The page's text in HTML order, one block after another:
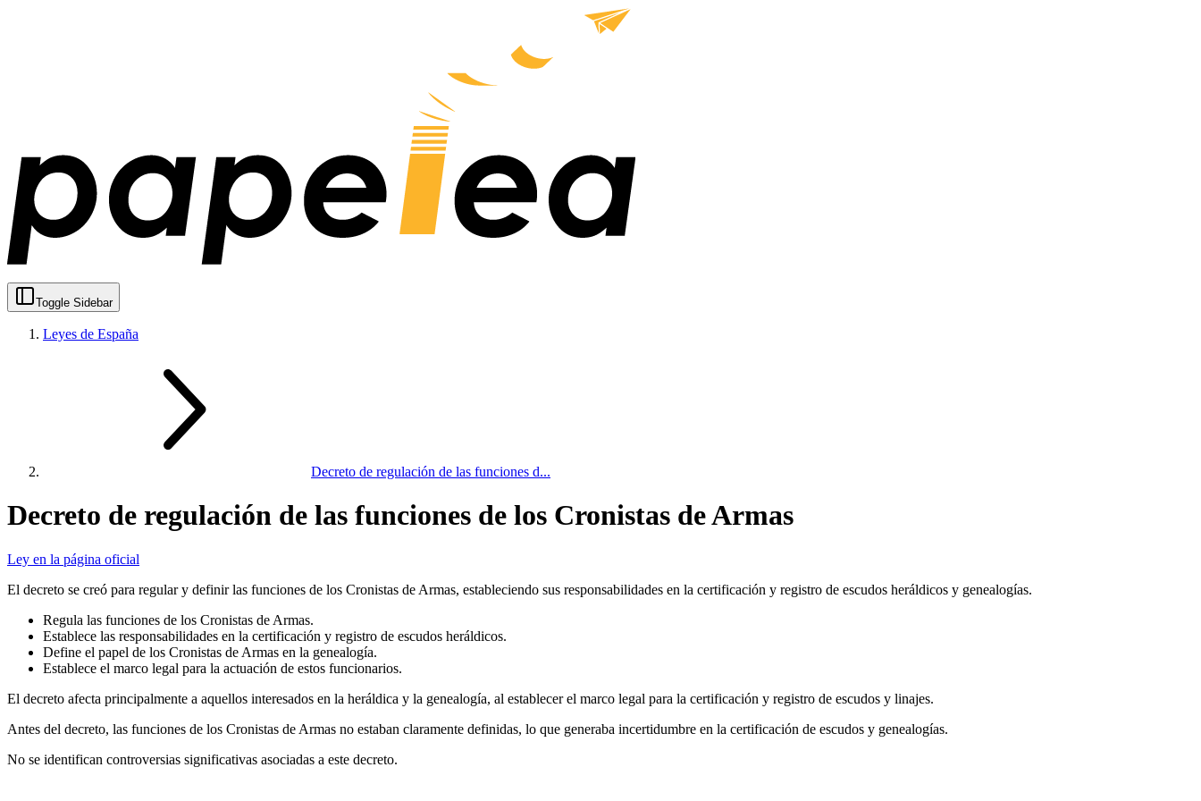
Toggle Sidebar
Leyes de España
Decreto de regulación de las funciones d...
Decreto de regulación de las funciones de los Cronistas de Armas
Ley en la página oficial
El decreto se creó para regular y definir las funciones de los Cronistas de Armas, estableciendo sus responsabilidades en la certificación y registro de escudos heráldicos y genealogías.
Regula las funciones de los Cronistas de Armas.
Establece las responsabilidades en la certificación y registro de escudos heráldicos.
Define el papel de los Cronistas de Armas en la genealogía.
Establece el marco legal para la actuación de estos funcionarios.
El decreto afecta principalmente a aquellos interesados en la heráldica y la genealogía, al establecer el marco legal para la certificación y registro de escudos y linajes.
Antes del decreto, las funciones de los Cronistas de Armas no estaban claramente definidas, lo que generaba incertidumbre en la certificación de escudos y genealogías.
No se identifican controversias significativas asociadas a este decreto.